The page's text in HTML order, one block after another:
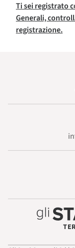
Ti sei registrato
Generali,
registrazione.